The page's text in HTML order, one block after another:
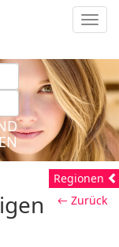
← Zurück
Regionen